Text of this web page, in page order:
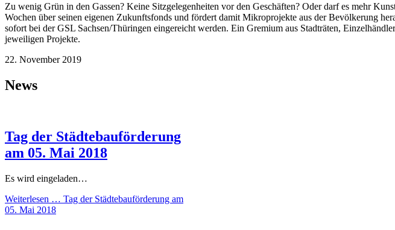
Zu wenig Grün in den Gassen? Keine Sitzgelegenheiten vor den Geschäften? Oder darf es mehr
Wochen über seinen eigenen Zukunftsfonds und fördert damit Mikroprojekte aus der Bevölkerung
sofort bei der GSL Sachsen/Thüringen eingereicht werden. Ein Gremium aus Stadträten,
jeweiligen Projekte.
22. November 2019
News
Tag der Städtebauförderung
am 05. Mai 2018
Es wird eingeladen…
Weiterlesen … Tag der Städtebauförderung am
05. Mai 2018